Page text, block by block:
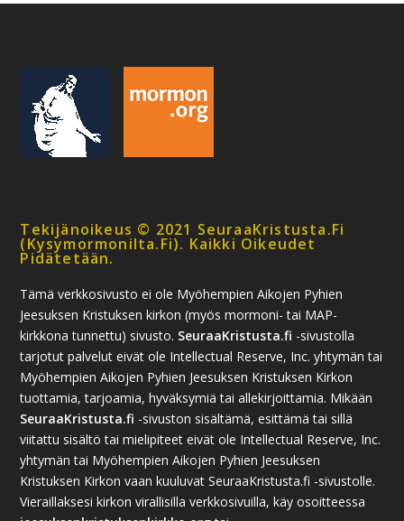
Tekijänoikeus © 2021 SeuraaKristusta.fi
(kysymormonilta.fi). Kaikki Oikeudet
Pidätetään.
Tämä verkkosivusto ei ole Myöhempien Aikojen Pyhien
Jeesuksen Kristuksen kirkon (myös mormoni- tai MAP-
kirkkona tunnettu) sivusto. SeuraaKristusta.fi -sivustolla
tarjotut palvelut eivät ole Intellectual Reserve, Inc. yhtymän tai
Myöhempien Aikojen Pyhien Jeesuksen Kristuksen Kirkon
tuottamia, tarjoamia, hyväksymiä tai allekirjoittamia. Mikään
SeuraaKristusta.fi -sivuston sisältämä, esittämä tai sillä
viitattu sisältö tai mielipiteet eivät ole Intellectual Reserve, Inc.
yhtymän tai Myöhempien Aikojen Pyhien Jeesuksen
Kristuksen Kirkon vaan kuuluvat SeuraaKristusta.fi -sivustolle.
Vieraillaksesi kirkon virallisilla verkkosivuilla, käy osoitteessa